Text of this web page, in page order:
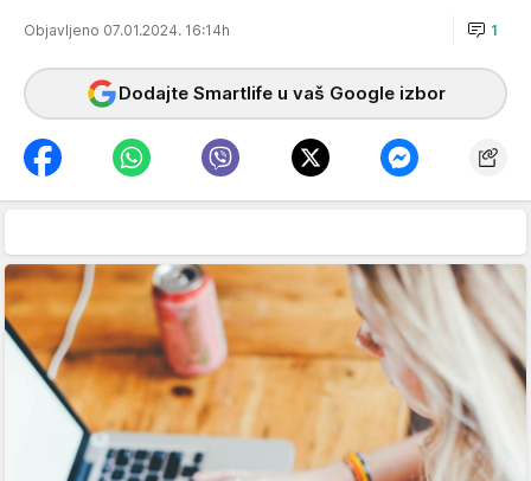
Objavljeno 07.01.2024. 16:14h 1
Dodajte Smartlife u vaš Google izbor